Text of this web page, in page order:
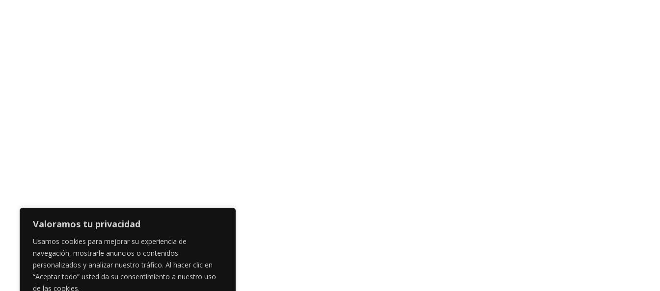
Valoramos tu privacidad
Usamos cookies para mejorar su experiencia de
navegación, mostrarle anuncios o contenidos
personalizados y analizar nuestro tráfico. Al hacer clic en
“Aceptar todo” usted da su consentimiento a nuestro uso
de las cookies.